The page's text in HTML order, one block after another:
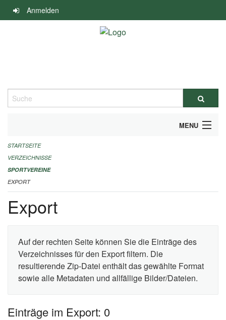
Navigation
überspringen
Anmelden
Suche
MENU
ALLGEMEINE INFORMATIONEN
FINANZIELLE UNTERSTÜTZUNG BENÖTIGT?
KONTAKT
STARTSEITE
VERZEICHNISSE
SPORTVEREINE
EXPORT
Export
Auf der rechten Seite können Sie die Einträge des
Verzeichnisses für den Export filtern. Die
resultierende Zip-Datei enthält das gewählte Format
sowie alle Metadaten und allfällige Bilder/Dateien.
Einträge im Export: 0